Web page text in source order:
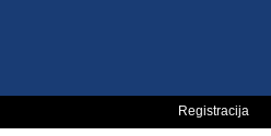
Registracija